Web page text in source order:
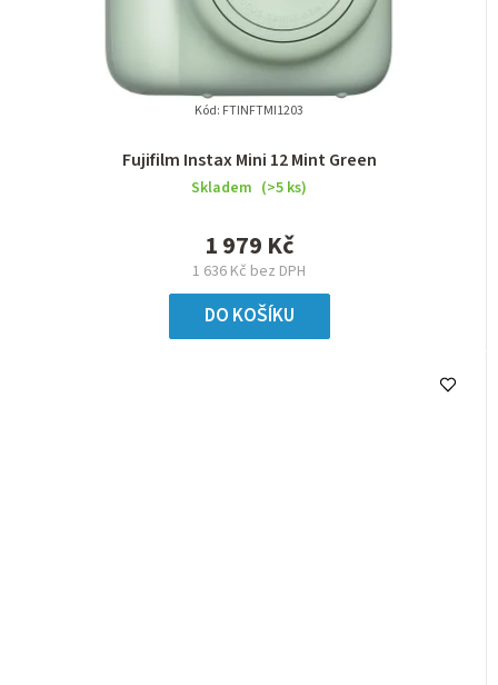
Fujifilm Instax Mini 12 Mint Green
Skladem (>5 ks)
1 636 Kč bez DPH
1 979 Kč
DO KOŠÍKU
Kód: FTINFTMI1203